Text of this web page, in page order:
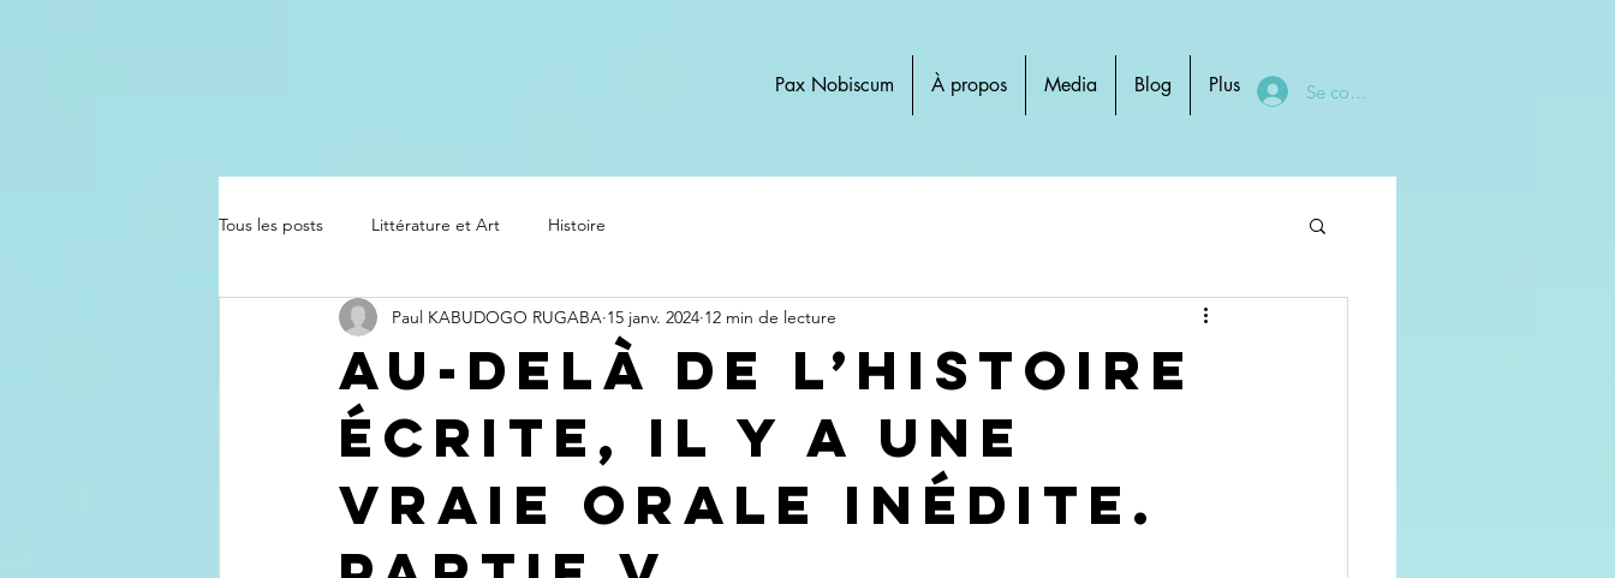
Pax Nobiscum À propos Media Blog Plus Se connecter
Tous les posts Littérature et Art Histoire
Au-delà de l’histoire
écrite, il y a une
vraie orale inédite.
Paul KABUDOGO RUGABA 15 janv. 2024 12 min de lecture